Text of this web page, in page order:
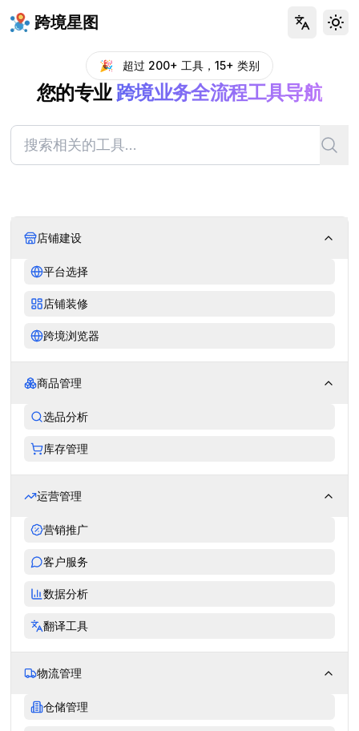
跨境星图
🎉 超过 200+ 工具，15+ 类别
您的专业 跨境业务全流程工具导航
店铺建设
平台选择
店铺装修
跨境浏览器
商品管理
选品分析
库存管理
运营管理
营销推广
客户服务
数据分析
翻译工具
物流管理
仓储管理